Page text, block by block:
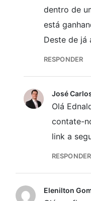
dentro de
está
Deste de já
RESPONDER
José
Olá
contate-
link a
RESPONDER
Elenilton